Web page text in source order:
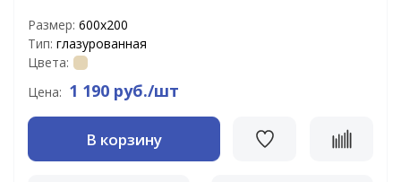
Размер: 600х200
Тип: глазурованная
Цвета:
Цена: 1 190 руб./шт
В корзину